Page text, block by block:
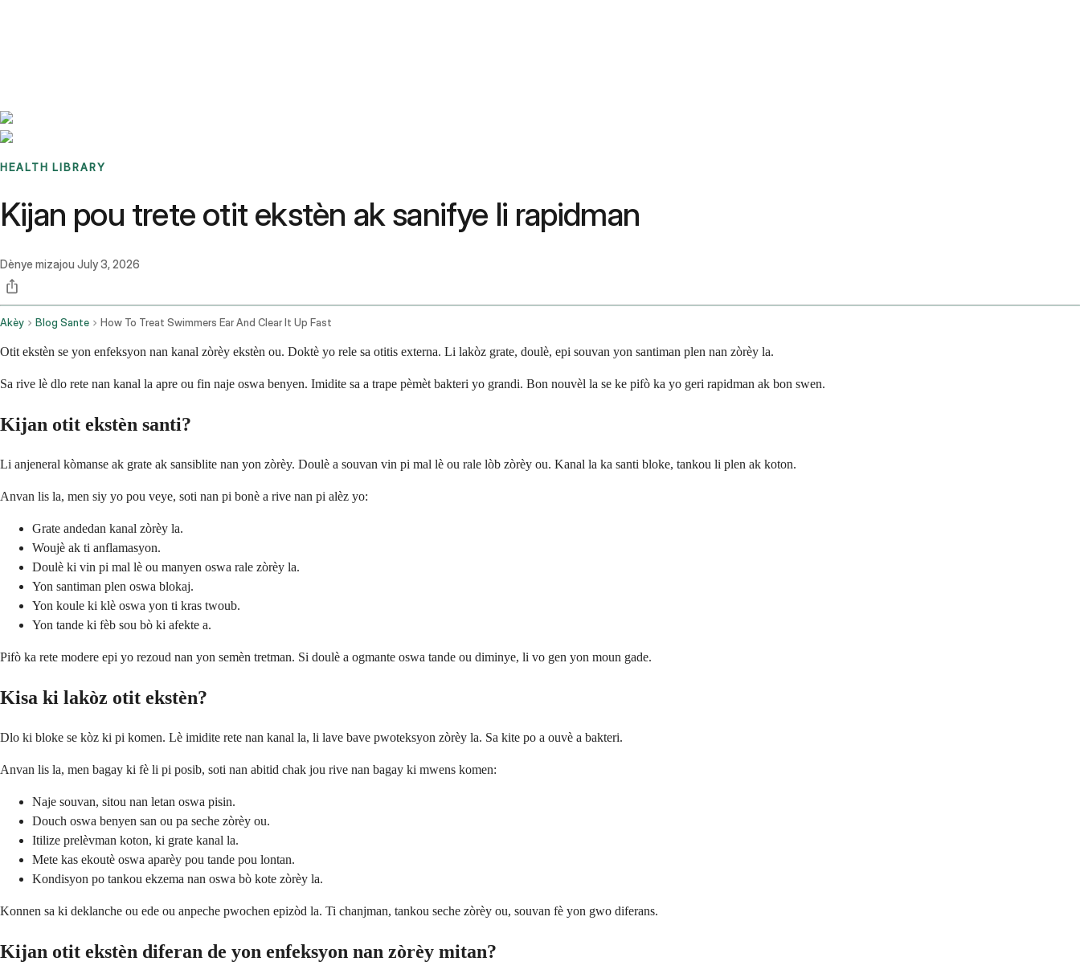
HEALTH LIBRARY
Kijan pou trete otit ekstèn ak sanifye li rapidman
Dènye mizajou July 3, 2026
Akèy Blog Sante How To Treat Swimmers Ear And Clear It Up Fast
Otit ekstèn se yon enfeksyon nan kanal zòrèy ekstèn ou. Doktè yo rele sa otitis externa. Li lakòz grate, doulè, epi souvan yon santiman plen nan zòrèy la.
Sa rive lè dlo rete nan kanal la apre ou fin naje oswa benyen. Imidite sa a trape pèmèt bakteri yo grandi. Bon nouvèl la se ke pifò ka yo geri rapidman ak bon swen.
Kijan otit ekstèn santi?
Li anjeneral kòmanse ak grate ak sansiblite nan yon zòrèy. Doulè a souvan vin pi mal lè ou rale lòb zòrèy ou. Kanal la ka santi bloke, tankou li plen ak koton.
Anvan lis la, men siy yo pou veye, soti nan pi bonè a rive nan pi alèz yo:
Grate andedan kanal zòrèy la.
Woujè ak ti anflamasyon.
Doulè ki vin pi mal lè ou manyen oswa rale zòrèy la.
Yon santiman plen oswa blokaj.
Yon koule ki klè oswa yon ti kras twoub.
Yon tande ki fèb sou bò ki afekte a.
Pifò ka rete modere epi yo rezoud nan yon semèn tretman. Si doulè a ogmante oswa tande ou diminye, li vo gen yon moun gade.
Kisa ki lakòz otit ekstèn?
Dlo ki bloke se kòz ki pi komen. Lè imidite rete nan kanal la, li lave bave pwoteksyon zòrèy la. Sa kite po a ouvè a bakteri.
Anvan lis la, men bagay ki fè li pi posib, soti nan abitid chak jou rive nan bagay ki mwens komen:
Naje souvan, sitou nan letan oswa pisin.
Douch oswa benyen san ou pa seche zòrèy ou.
Itilize prelèvman koton, ki grate kanal la.
Mete kas ekoutè oswa aparèy pou tande pou lontan.
Kondisyon po tankou ekzema nan oswa bò kote zòrèy la.
Konnen sa ki deklanche ou ede ou anpeche pwochen epizòd la. Ti chanjman, tankou seche zòrèy ou, souvan fè yon gwo diferans.
Kijan otit ekstèn diferan de yon enfeksyon nan zòrèy mitan?